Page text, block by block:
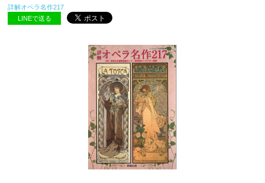
詳解オペラ名作217
LINEで送る